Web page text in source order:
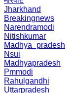
Jharkhand
Breakingnews
Narendramodi
Nitishkumar
Madhya_pradesh
Nsui
Madhyapradesh
Pmmodi
Rahulgandhi
Uttarpradesh